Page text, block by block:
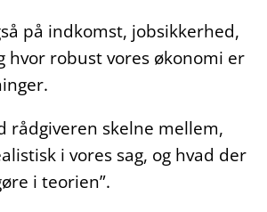
på indkomst, jobsikkerhed,
hvor robust vores økonomi er
rådgiveren skelne mellem,
i vores sag, og hvad der
i teorien”.